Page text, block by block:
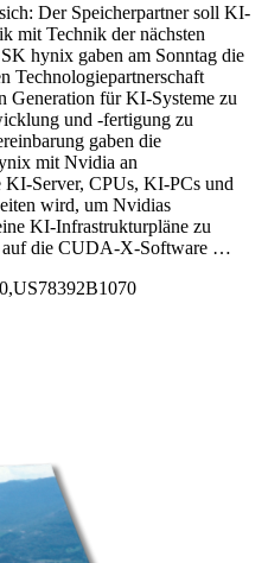
Der Speicherpartner soll KI-
mit Technik der nächsten
hynix gaben am Sonntag die
Technologiepartnerschaft
Generation für KI-Systeme zu
und -fertigung zu
gaben die
mit Nvidia an
KI-Server, CPUs, KI-PCs und
wird, um Nvidias
KI-Infrastrukturpläne zu
auf die CUDA-X-Software …